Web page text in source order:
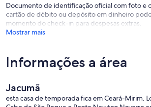
Documento de identificação oficial com foto e
cartão de débito ou depósito em dinheiro
momento do check-in para despesas extras.
Mostrar mais
Informações a área
Jacumã
esta casa de temporada fica em Ceará-Mirim.